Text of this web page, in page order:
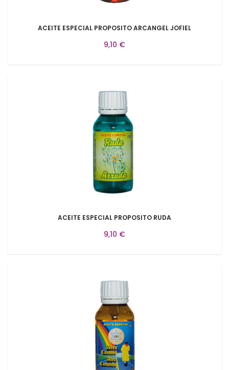
ACEITE ESPECIAL PROPOSITO ARCANGEL JOFIEL
9,10 €
ACEITE ESPECIAL PROPOSITO RUDA
9,10 €